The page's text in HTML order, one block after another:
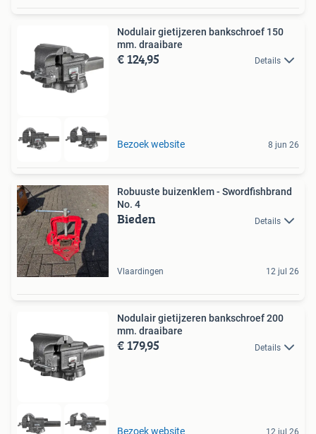
Nodulair gietijzeren bankschroef 150
mm. draaibare
€ 124,95 Details
Bezoek website 8 jun 26
Robuuste buizenklem - Swordfishbrand
No. 4
Bieden Details
Vlaardingen 12 jul 26
Nodulair gietijzeren bankschroef 200
mm. draaibare
€ 179,95 Details
Bezoek website 12 jul 26